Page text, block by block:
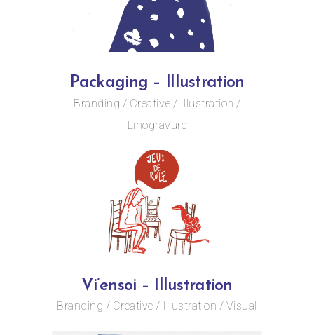
Packaging – Illustration
Branding Creative
Illustration
Linogravure
Vi’ensoi – Illustration
Branding Creative Illustration Visual